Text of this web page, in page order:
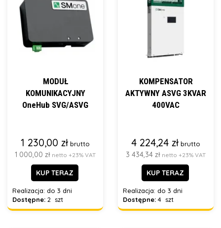
MODUŁ
KOMUNIKACYJNY
OneHub SVG/ASVG
1 230,00 zł brutto
1 000,00 zł netto +23% VAT
KUP TERAZ
Realizacja: do 3 dni
Dostępne: 2 szt
KOMPENSATOR
AKTYWNY ASVG 3KVAR
400VAC
4 224,24 zł brutto
3 434,34 zł netto +23% VAT
KUP TERAZ
Realizacja: do 3 dni
Dostępne:4 szt